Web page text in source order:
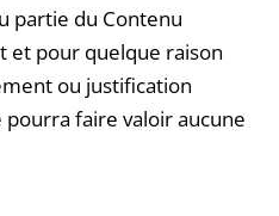
partie du Contenu
et pour quelque raison
ou justification
pourra faire valoir aucune